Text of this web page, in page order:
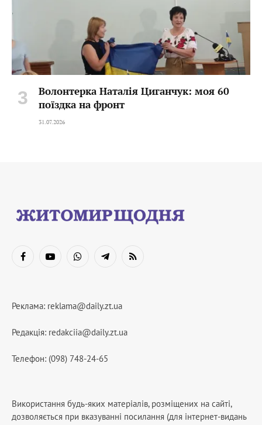
Волонтерка Наталія Циганчук: моя 60
поїздка на фронт
31.07.2026
FacebookYouTubeWhatsAppTelegramRSS
Реклама: reklama@daily.zt.ua
Редакція: redakciia@daily.zt.ua
Телефон: (098) 748-24-65
Використання будь-яких матеріалів, розміщених на сайті,
дозволяється при вказуванні посилання (для інтернет-видань